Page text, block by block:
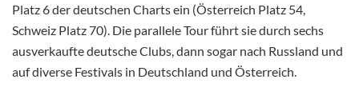
Platz 6 der deutschen Charts ein (Österreich Platz 54,
Schweiz Platz 70). Die parallele Tour führt sie durch sechs
ausverkaufte deutsche Clubs, dann sogar nach Russland und
auf diverse Festivals in Deutschland und Österreich.